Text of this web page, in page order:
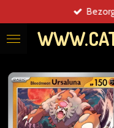
direct
naar